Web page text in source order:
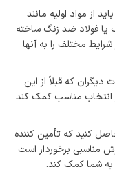
از مواد اولیه مانند
یا فولاد ضد زنگ ساخته
مختلف را به آنها
دیگران که قبلاً از این
انتخاب مناسب کمک کند
کنید که تأمین کننده
مناسبی برخوردار است
به شما کمک کند.